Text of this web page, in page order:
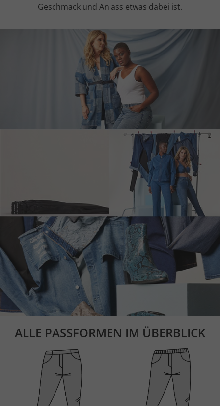
Geschmack und Anlass etwas dabei ist.
ALLE PASSFORMEN IM ÜBERBLICK